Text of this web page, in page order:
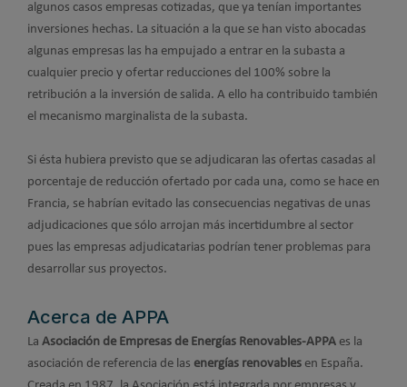
algunos casos empresas cotizadas, que ya tenían importantes
inversiones hechas. La situación a la que se han visto abocadas
algunas empresas las ha empujado a entrar en la subasta a
cualquier precio y ofertar reducciones del 100% sobre la
retribución a la inversión de salida. A ello ha contribuido también
el mecanismo marginalista de la subasta.
Si ésta hubiera previsto que se adjudicaran las ofertas casadas al
porcentaje de reducción ofertado por cada una, como se hace en
Francia, se habrían evitado las consecuencias negativas de unas
adjudicaciones que sólo arrojan más incertidumbre al sector
pues las empresas adjudicatarias podrían tener problemas para
desarrollar sus proyectos.
Acerca de APPA
La Asociación de Empresas de Energías Renovables-APPA es la
asociación de referencia de las energías renovables en España.